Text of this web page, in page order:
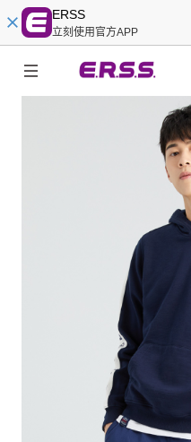
ERSS
立刻使用官方APP